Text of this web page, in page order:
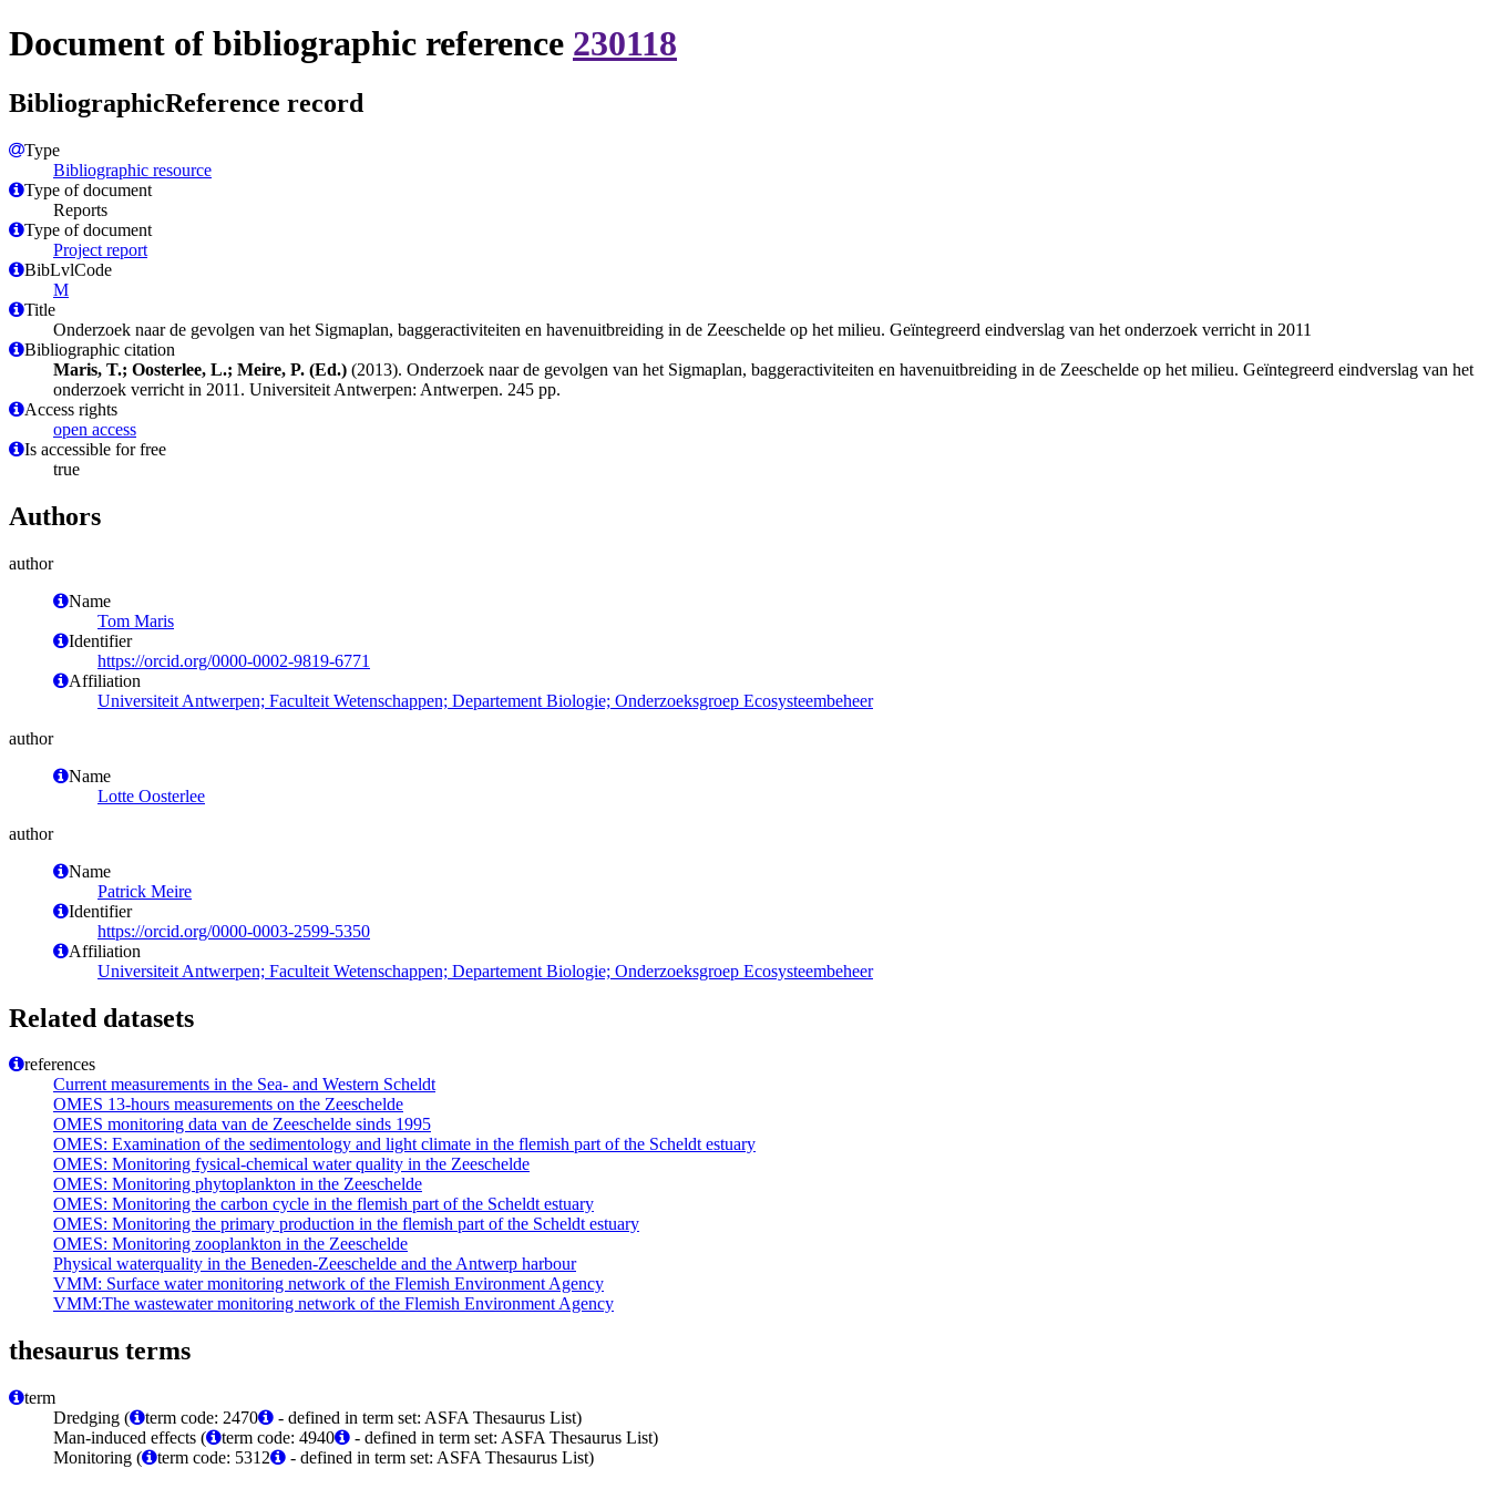
Document of bibliographic reference 230118
BibliographicReference record
Type
Bibliographic resource
Type of document
Reports
Type of document
Project report
BibLvlCode
M
Title
Onderzoek naar de gevolgen van het Sigmaplan, baggeractiviteiten en havenuitbreiding in de Zeeschelde op het milieu. Geïntegreerd eindverslag van het onderzoek verricht in 2011
Bibliographic citation
Maris, T.; Oosterlee, L.; Meire, P. (Ed.) (2013). Onderzoek naar de gevolgen van het Sigmaplan, baggeractiviteiten en havenuitbreiding in de Zeeschelde op het milieu. Geïntegreerd eindverslag van het
onderzoek verricht in 2011. Universiteit Antwerpen: Antwerpen. 245 pp.
Access rights
open access
Is accessible for free
true
Authors
author
Name
Tom Maris
Identifier
https://orcid.org/0000-0002-9819-6771
Affiliation
Universiteit Antwerpen; Faculteit Wetenschappen; Departement Biologie; Onderzoeksgroep Ecosysteembeheer
author
Name
Lotte Oosterlee
author
Name
Patrick Meire
Identifier
https://orcid.org/0000-0003-2599-5350
Affiliation
Universiteit Antwerpen; Faculteit Wetenschappen; Departement Biologie; Onderzoeksgroep Ecosysteembeheer
Related datasets
references
Current measurements in the Sea- and Western Scheldt
OMES 13-hours measurements on the Zeeschelde
OMES monitoring data van de Zeeschelde sinds 1995
OMES: Examination of the sedimentology and light climate in the flemish part of the Scheldt estuary
OMES: Monitoring fysical-chemical water quality in the Zeeschelde
OMES: Monitoring phytoplankton in the Zeeschelde
OMES: Monitoring the carbon cycle in the flemish part of the Scheldt estuary
OMES: Monitoring the primary production in the flemish part of the Scheldt estuary
OMES: Monitoring zooplankton in the Zeeschelde
Physical waterquality in the Beneden-Zeeschelde and the Antwerp harbour
VMM: Surface water monitoring network of the Flemish Environment Agency
VMM:The wastewater monitoring network of the Flemish Environment Agency
thesaurus terms
term
Dredging (
term code: 2470
- defined in term set: ASFA Thesaurus List)
Man-induced effects (
term code: 4940
- defined in term set: ASFA Thesaurus List)
Monitoring (
term code: 5312 - defined in term set: ASFA Thesaurus List)